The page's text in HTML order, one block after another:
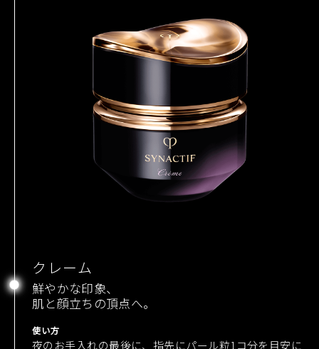
クレーム
鮮やかな印象、
肌と顔立ちの頂点へ。
使い方
夜のお手入れの最後に、指先にパール粒1コ分を目安に